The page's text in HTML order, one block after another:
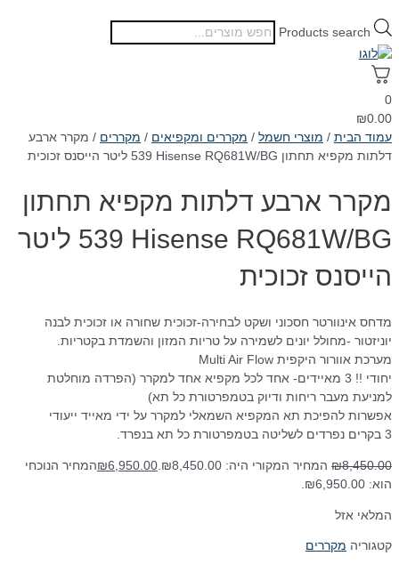
Products search
0
₪0.00
עמוד הבית / מוצרי חשמל / מקררים ומקפיאים / מקררים / מקרר ארבע
דלתות ‏מקפיא תחתון Hisense RQ681W/BG ‏539 ‏ליטר הייסנס זכוכית
מקרר ארבע דלתות ‏מקפיא תחתון
Hisense RQ681W/BG ‏539 ‏ליטר
הייסנס זכוכית
מדחס אינוורטר חסכוני ושקט לבחירה-זכוכית שחורה או זכוכית לבנה
יוניזטור -מחולל יונים לשמירה על טריות המזון והשמדת בקטריות.
מערכת אוורור היקפית Multi Air Flow
יחודי !! 3 מאיידים- אחד לכל מקפיא אחד למקרר (הפרדה מוחלטת
למניעת מעבר ריחות ודיוק בטמפרטורת כל תא)
אפשרות להפיכת תא המקפיא השמאלי למקרר על ידי מאייד ייעודי
3 בקרים נפרדים לשליטה בטמפרטורת כל תא בנפרד.
₪8,450.00 המחיר המקורי היה: ₪8,450.00. ₪6,950.00
המחיר הנוכחי
הוא: ₪6,950.00.
המלאי אזל
קטגוריה מקררים